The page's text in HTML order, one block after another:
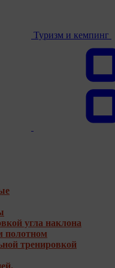
Туризм и кемпинг
угла наклона
полотном
тренировкой